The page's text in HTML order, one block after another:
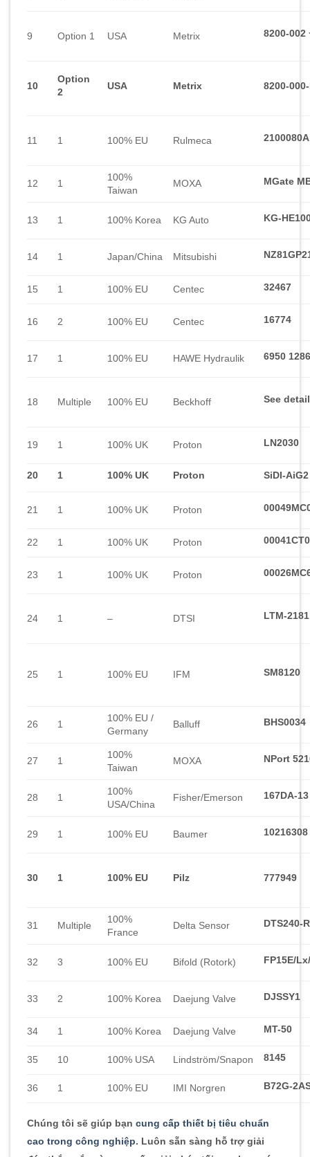
9 Option 1 USA Metrix 8200-002
10
Option
2
USA Metrix 8200-
11 1 100% EU Rulmeca
12 1
100%
Taiwan
MOXA MGate
13 1 100% Korea KG Auto KG-
14 1 Japan/China Mitsubishi
15 1 100% EU Centec 32467
16 2 100% EU Centec 16774
17 1 100% EU HAWE Hydraulik 6950
18 Multiple 100% EU Beckhoff See
19 1 100% UK Proton LN2030
20 1 100% UK Proton SiDI-
21 1 100% UK Proton
22 1 100% UK Proton
23 1 100% UK Proton
24 1 – DTSI LTM-2181
25 1 100% EU IFM SM8120
26 1
100% EU /
Germany
Balluff BHS0034
27 1
100%
Taiwan
MOXA NPort
28 1
100%
USA/China
Fisher/Emerson 167DA-13
29 1 100% EU Baumer 10216308
30 1 100% EU Pilz 777949
31 Multiple
100%
France
Delta Sensor DTS240-
32 3 100% EU Bifold (Rotork) FP15E/
33 2 100% Korea Daejung Valve DJSSY1
34 1 100% Korea Daejung Valve MT-50
35 10 100% USA Lindström/Snapon 8145
36 1 100% EU IMI Norgren B72G-
Chúng tôi sẽ giúp bạn cung cấp thiết bị tiêu chuẩn
cao trong công nghiệp. Luôn sẵn sàng hỗ trợ giải